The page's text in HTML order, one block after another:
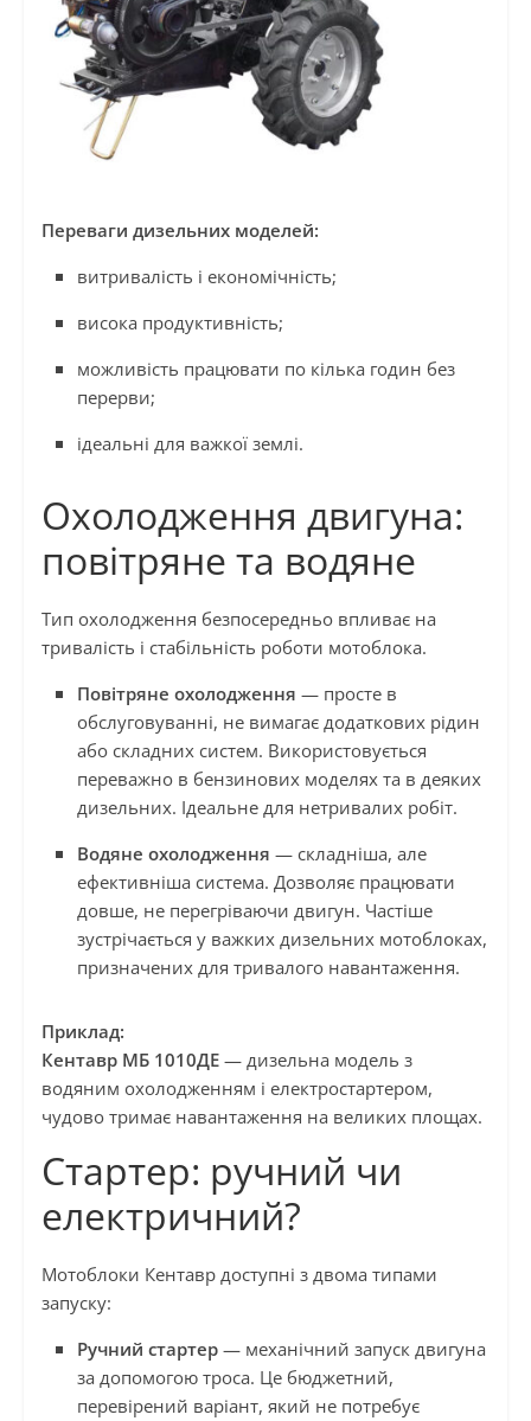
Переваги дизельних моделей:
витривалість і економічність;
висока продуктивність;
можливість працювати по кілька годин без
перерви;
ідеальні для важкої землі.
Охолодження двигуна:
повітряне та водяне
Тип охолодження безпосередньо впливає на
тривалість і стабільність роботи мотоблока.
Повітряне охолодження — просте в
обслуговуванні, не вимагає додаткових рідин
або складних систем. Використовується
переважно в бензинових моделях та в деяких
дизельних. Ідеальне для нетривалих робіт.
Водяне охолодження — складніша, але
ефективніша система. Дозволяє працювати
довше, не перегріваючи двигун. Частіше
зустрічається у важких дизельних мотоблоках,
призначених для тривалого навантаження.
Приклад:
Кентавр МБ 1010ДЕ— дизельна модель з
водяним охолодженням і електростартером,
чудово тримає навантаження на великих площах.
Стартер: ручний чи
електричний?
Мотоблоки Кентавр доступні з двома типами
запуску:
Ручний стартер— механічний запуск двигуна
за допомогою троса. Це бюджетний,
перевірений варіант, який не потребує